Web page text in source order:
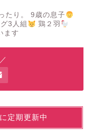
たり。 9歳の息子
3人組
鶏２羽
ます
定期更新中